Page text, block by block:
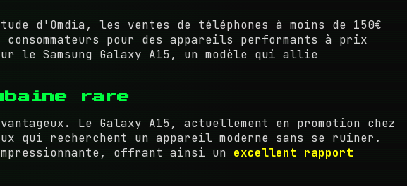
d'Omdia, les ventes de téléphones à moins de 150€
pour des appareils performants à prix
le Samsung Galaxy A15, un modèle qui allie
rare
Le Galaxy A15, actuellement en promotion chez
qui recherchent un appareil moderne sans se ruiner.
offrant ainsi un excellent rapport